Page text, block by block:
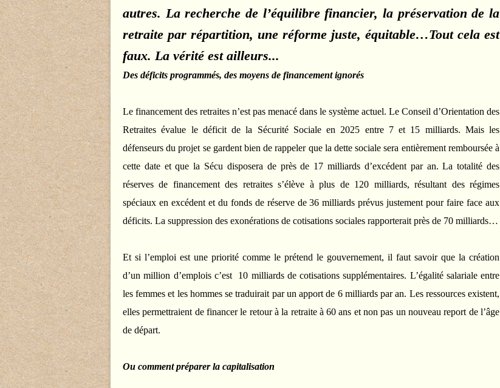
autres. La recherche de l’équilibre financier, la préservation de la
retraite par répartition, une réforme juste, équitable…Tout cela est
faux. La vérité est ailleurs...
Des déficits programmés, des moyens de financement ignorés
Le financement des retraites n’est pas menacé dans le système actuel. Le Conseil d’Orientation des
Retraites évalue le déficit de la Sécurité Sociale en 2025 entre 7 et 15 milliards. Mais les
défenseurs du projet se gardent bien de rappeler que la dette sociale sera entièrement remboursée à
cette date et que la Sécu disposera de près de 17 milliards d’excédent par an. La totalité des
réserves de financement des retraites s’élève à plus de 120 milliards, résultant des régimes
spéciaux en excédent et du fonds de réserve de 36 milliards prévus justement pour faire face aux
déficits. La suppression des exonérations de cotisations sociales rapporterait près de 70 milliards…
Et si l’emploi est une priorité comme le prétend le gouvernement, il faut savoir que la création
d’un million d’emplois c’est 10 milliards de cotisations supplémentaires. L’égalité salariale entre
les femmes et les hommes se traduirait par un apport de 6 milliards par an. Les ressources existent,
elles permettraient de financer le retour à la retraite à 60 ans et non pas un nouveau report de l’âge
de départ.
Ou comment préparer la capitalisation